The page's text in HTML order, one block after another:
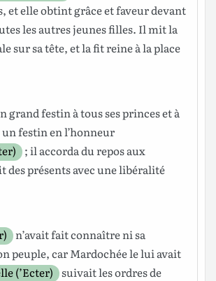
, et elleobtintgrâceetfaveurdevant
les autres jeunesfilles. Ilmitla
sur satête, et la fitreineà la place
grandfestinà tous sesprinceset à
unfestinen l’honneur
; ilaccordadureposaux
desprésentsavec unelibéralité
n’avait faitconnaîtreni sa
peuple, carMardochéele lui avait
(’Ecter) suivaitlesordresde